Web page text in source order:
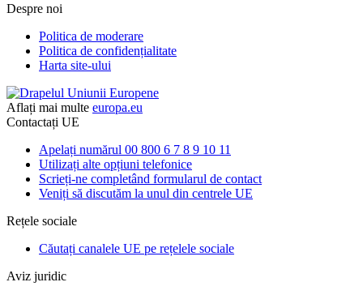
Despre noi
Politica de moderare
Politica de confidențialitate
Harta site-ului
Aflați mai multe europa.eu
Contactați UE
Apelați numărul 00 800 6 7 8 9 10 11
Utilizați alte opțiuni telefonice
Scrieți-ne completând formularul de contact
Veniți să discutăm la unul din centrele UE
Rețele sociale
Căutați canalele UE pe rețelele sociale
Aviz juridic